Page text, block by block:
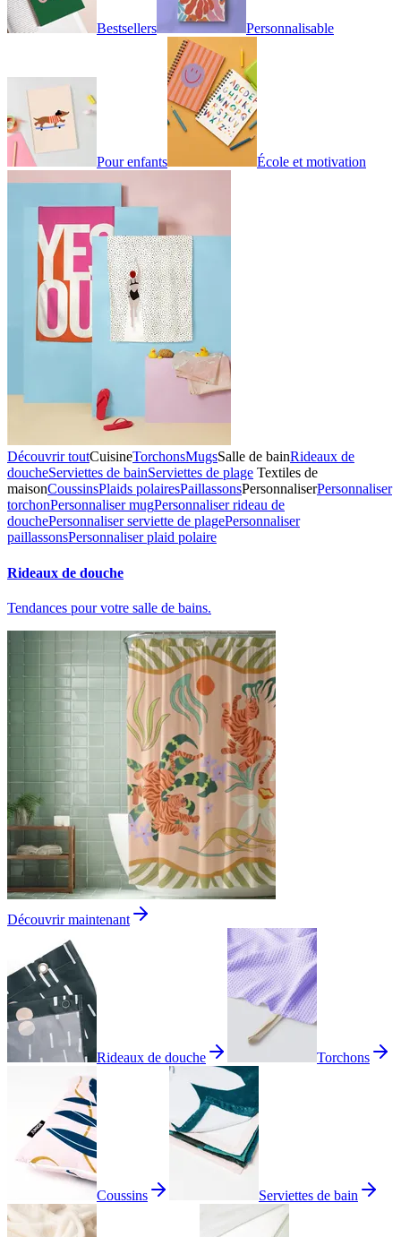
Bestsellers Personnalisable
Pour enfants École et motivation
Découvrir toutCuisineTorchonsMugsSalle de bainRideaux de
doucheServiettes de bainServiettes de plage Textiles de
maisonCoussinsPlaids polairesPaillassonsPersonnaliserPersonnaliser
torchonPersonnaliser mugPersonnaliser rideau de
douchePersonnaliser serviette de plagePersonnaliser
paillassonsPersonnaliser plaid polaire
Rideaux de douche
Tendances pour votre salle de bains.
Découvrir maintenant
Rideaux de douche Torchons
Coussins Serviettes de bain